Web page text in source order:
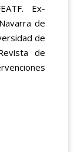
Ex-
de
de
de